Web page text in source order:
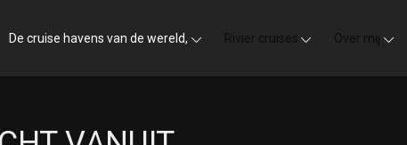
De cruise havens van de wereld, Rivier cruises Over mij